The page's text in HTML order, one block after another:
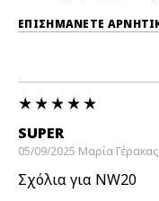
SUPER
05/09/2025 Μαρία Γέρακας
Σχόλια για NW20